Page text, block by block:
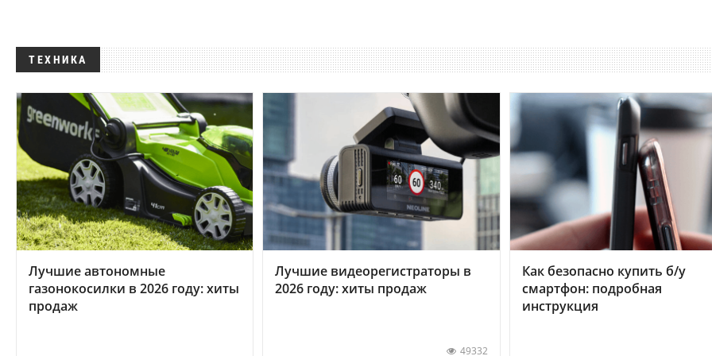
ТЕХНИКА
Лучшие автономные
газонокосилки в 2026 году: хиты
продаж
Лучшие видеорегистраторы в
2026 году: хиты продаж
49332
Как безопасно купить б/у
смартфон: подробная
инструкция